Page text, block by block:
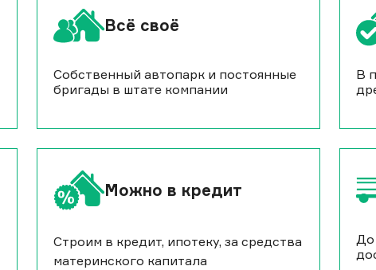
Всё своё
Собственный автопарк и постоянные
бригады в штате компании
В
Можно в кредит
Строим в кредит, ипотеку, за средства
материнского капитала
До